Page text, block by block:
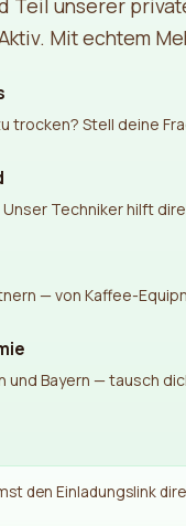
Teil unserer
Mit echtem
trocken? Stell deine
Techniker hilft
— von Kaffee-
Bayern — tausch
den Einladungslink